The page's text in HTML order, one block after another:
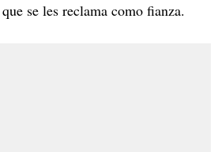
que se les reclama como fianza.